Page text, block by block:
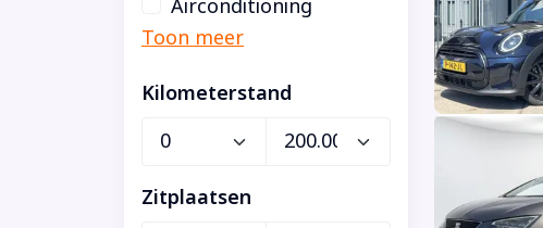
Airconditioning
Kilometerstand
Zitplaatsen